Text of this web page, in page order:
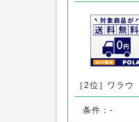
オルポノ
POLA（ポー